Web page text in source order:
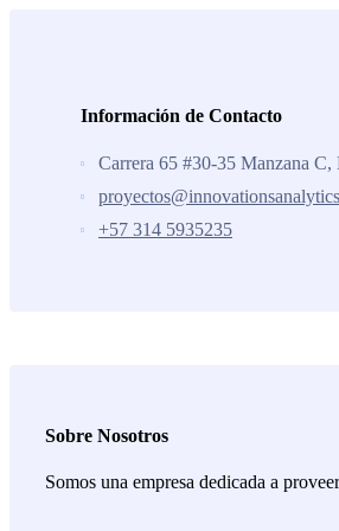
Información de Contacto
Carrera 65 #30-35 Manzana
+57 314 5935235‬
Sobre Nosotros
Somos una empresa dedicada a